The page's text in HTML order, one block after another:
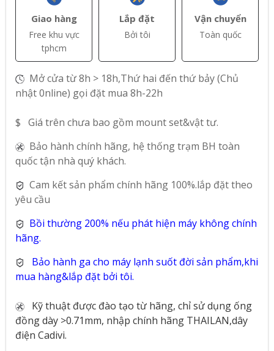
Giao hàng
Free khu vực
tphcm
Lắp đặt
Bởi tôi
Vận chuyển
Toàn quốc
Mở cửa từ 8h > 18h,Thứ hai đến thứ bảy (Chủ
nhật 0nline) gọi đặt mua 8h-22h
$ Giá trên chưa bao gồm mount set&vật tư.
Bảo hành chính hãng, hệ thống trạm BH toàn
quốc tận nhà quý khách.
Cam kết sản phẩm chính hãng 100%.lắp đặt theo
yêu cầu
Bồi thường 200% nếu phát hiện máy không chính
hãng.
Bảo hành ga cho máy lạnh suốt đời sản phẩm,khi
mua hàng&lắp đặt bởi tôi.
Kỹ thuật được đào tạo từ hãng, chỉ sử dụng ống
đồng dày >0.71mm, nhập chính hãng THAILAN,dây
điện Cadivi.